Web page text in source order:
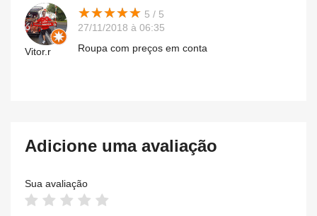
Vitor.r
★★★★★
★★★★★ 5 / 5
27/11/2018 à 06:35
Roupa com preços em conta
Adicione uma avaliação
Sua avaliação